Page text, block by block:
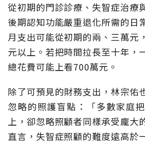
從初期的門診診療、失智症治療
後期認知功能嚴重退化所需的日
月支出可能從初期的兩、三萬元
元以上。若把時間拉長至十年，
總花費可能上看700萬元。
除了可預見的財務支出，林宗佑
忽略的照護盲點：「多數家庭
上，卻忽略照顧者同樣承受龐大
直言，失智症照顧的難度遠高於